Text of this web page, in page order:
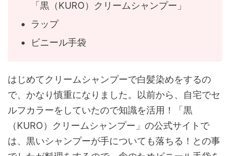
「黒（KURO）クリームシャンプー」
ラップ
ビニール手袋
はじめてクリームシャンプーで白髪染めをするの
で、かなり慎重になりました。以前から、自宅でセ
ルフカラーをしていたので知識を活用！「黒
（KURO）クリームシャンプー」の公式サイトで
は、黒いシャンプーが手についても落ちる！との事